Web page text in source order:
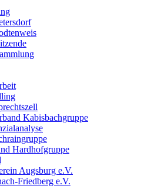
Kabisbachgruppe
Hardhofgruppe
Augsburg e.V.
Friedberg e.V.